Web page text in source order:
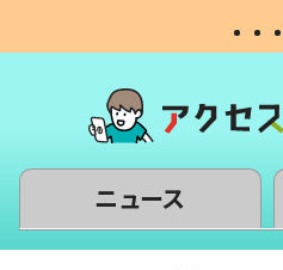
ニュース